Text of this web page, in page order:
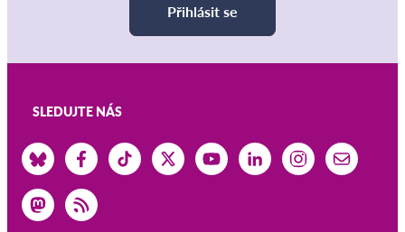
Přihlásit se
SLEDUJTE NÁS